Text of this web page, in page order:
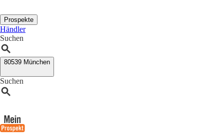
Prospekte
Händler
Suchen
80539 München
Suchen